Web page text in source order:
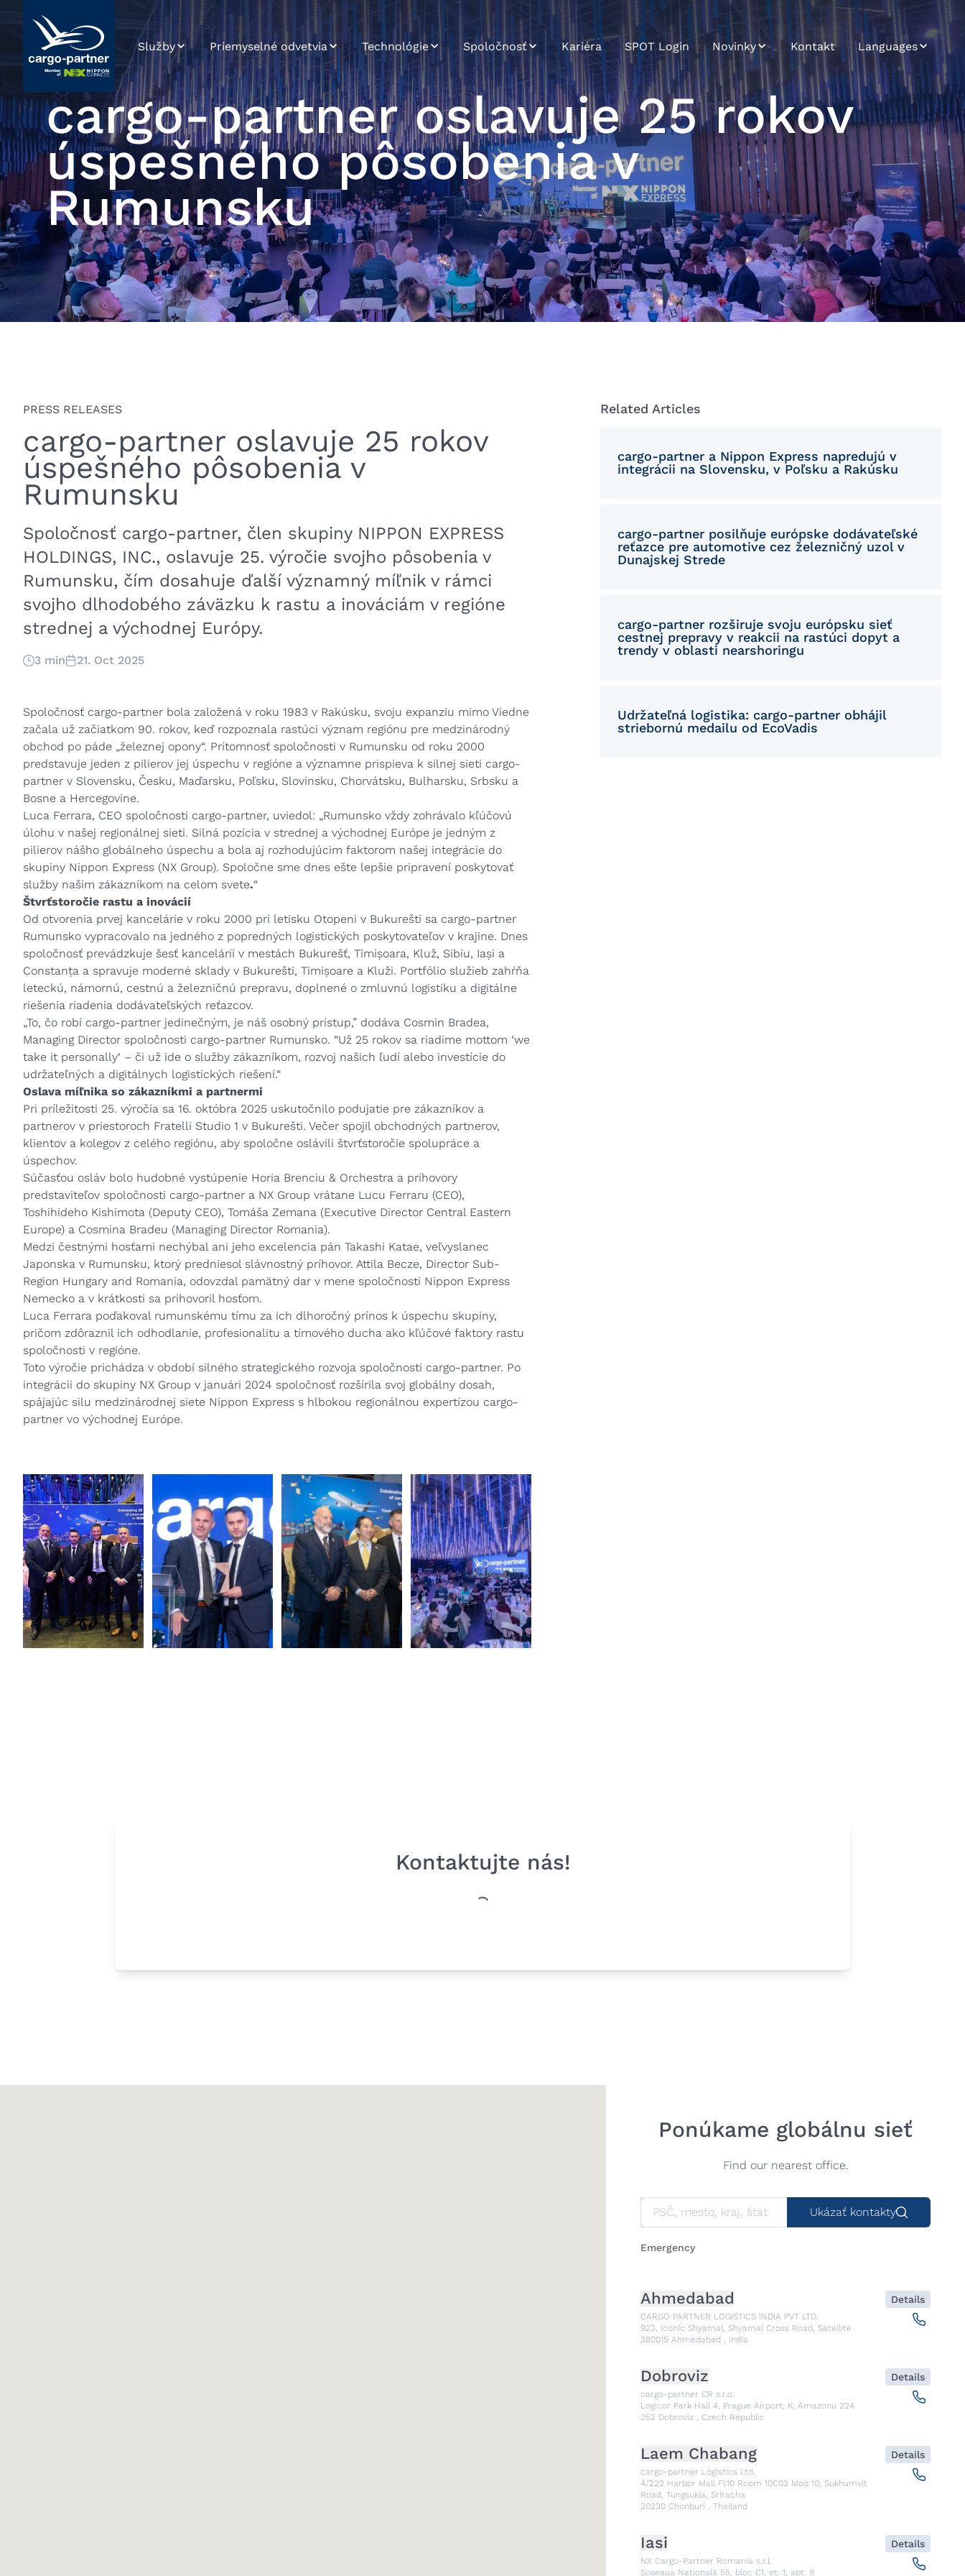
Služby
Letecká preprava
Námorná preprava
Cestná preprava
Železničná preprava
Skladovanie
Riadenie
dodávateľského
reťazca
eCommerce
Priemyselné odvetvia
Automotive a
náhradné diely
High Tech a
elektronika
Farmaceutiká a
zdravotná
Potraviny a tovar
rýchlo podliehajúci
skaze
Maloobchod, móda
a životný štýl
Technológie
SPOT
Systémová
integrácia
Platforma Road
Carrier
Dáta a analýzy
Vývoj aplikácií
Spoločnosť
Udržateľnosť
Profil spoločnosti
História
Poslanie, vízia a
hodnoty
Kariéra SPOT Login Novinky
Novinky / Tlač
Trendletter
Kontakt Languages
Bosnian
Bulgarian
Croatian
Czech
English
German
Hungarian
Japanese
Macedonian
Simplified Chinese
Slovakian
Traditional Chinese
cargo-partner oslavuje 25 rokov
úspešného pôsobenia v
Rumunsku
PRESS RELEASES
cargo-partner oslavuje 25 rokov
úspešného pôsobenia v
Rumunsku
Spoločnosť cargo-partner, člen skupiny NIPPON EXPRESS
HOLDINGS, INC., oslavuje 25. výročie svojho pôsobenia v
Rumunsku, čím dosahuje ďalší významný míľnik v rámci
svojho dlhodobého záväzku k rastu a inováciám v regióne
strednej a východnej Európy.
3 min 21. Oct 2025
Spoločnosť cargo-partner bola založená v roku 1983 v Rakúsku, svoju expanziu mimo Viedne
začala už začiatkom 90. rokov, keď rozpoznala rastúci význam regiónu pre medzinárodný
obchod po páde „železnej opony“. Prítomnosť spoločnosti v Rumunsku od roku 2000
predstavuje jeden z pilierov jej úspechu v regióne a významne prispieva k silnej sieti cargo-
partner v Slovensku, Česku, Maďarsku, Poľsku, Slovinsku, Chorvátsku, Bulharsku, Srbsku a
Bosne a Hercegovine.
Luca Ferrara, CEO spoločnosti cargo-partner, uviedol: „Rumunsko vždy zohrávalo kľúčovú
úlohu v našej regionálnej sieti. Silná pozícia v strednej a východnej Európe je jedným z
pilierov nášho globálneho úspechu a bola aj rozhodujúcim faktorom našej integrácie do
skupiny Nippon Express (NX Group). Spoločne sme dnes ešte lepšie pripravení poskytovať
služby našim zákazníkom na celom svete.“
Štvrťstoročie rastu a inovácií
Od otvorenia prvej kancelárie v roku 2000 pri letisku Otopeni v Bukurešti sa cargo-partner
Rumunsko vypracovalo na jedného z popredných logistických poskytovateľov v krajine. Dnes
spoločnosť prevádzkuje šesť kancelárií v mestách Bukurešť, Timișoara, Kluž, Sibiu, Iași a
Constanța a spravuje moderné sklady v Bukurešti, Timișoare a Kluži. Portfólio služieb zahŕňa
leteckú, námornú, cestnú a železničnú prepravu, doplnené o zmluvnú logistiku a digitálne
riešenia riadenia dodávateľských reťazcov.
„To, čo robí cargo-partner jedinečným, je náš osobný prístup,” dodáva Cosmin Bradea,
Managing Director spoločnosti cargo-partner Rumunsko. “Už 25 rokov sa riadime mottom ‘we
take it personally‘ – či už ide o služby zákazníkom, rozvoj našich ľudí alebo investície do
udržateľných a digitálnych logistických riešení.“
Oslava míľnika so zákazníkmi a partnermi
Pri príležitosti 25. výročia sa 16. októbra 2025 uskutočnilo podujatie pre zákazníkov a
partnerov v priestoroch Fratelli Studio 1 v Bukurešti. Večer spojil obchodných partnerov,
klientov a kolegov z celého regiónu, aby spoločne oslávili štvrťstoročie spolupráce a
úspechov.
Súčasťou osláv bolo hudobné vystúpenie Horia Brenciu & Orchestra a príhovory
predstaviteľov spoločnosti cargo-partner a NX Group vrátane Lucu Ferraru (CEO),
Toshihideho Kishimota (Deputy CEO), Tomáša Zemana (Executive Director Central Eastern
Europe) a Cosmina Bradeu (Managing Director Romania).
Medzi čestnými hosťami nechýbal ani jeho excelencia pán Takashi Katae, veľvyslanec
Japonska v Rumunsku, ktorý predniesol slávnostný príhovor. Attila Becze, Director Sub-
Region Hungary and Romania, odovzdal pamätný dar v mene spoločnosti Nippon Express
Nemecko a v krátkosti sa prihovoril hosťom.
Luca Ferrara poďakoval rumunskému tímu za ich dlhoročný prínos k úspechu skupiny,
pričom zdôraznil ich odhodlanie, profesionalitu a tímového ducha ako kľúčové faktory rastu
spoločnosti v regióne.
Toto výročie prichádza v období silného strategického rozvoja spoločnosti cargo-partner. Po
integrácii do skupiny NX Group v januári 2024 spoločnosť rozšírila svoj globálny dosah,
spájajúc silu medzinárodnej siete Nippon Express s hlbokou regionálnou expertízou cargo-
partner vo východnej Európe.
Related Articles
cargo-partner a Nippon Express napredujú v
integrácii na Slovensku, v Poľsku a Rakúsku
cargo-partner posilňuje európske dodávateľské
reťazce pre automotive cez železničný uzol v
Dunajskej Strede
cargo-partner rozširuje svoju európsku sieť
cestnej prepravy v reakcii na rastúci dopyt a
trendy v oblasti nearshoringu
Udržateľná logistika: cargo-partner obhájil
striebornú medailu od EcoVadis
Kontaktujte nás!
Ponúkame globálnu sieť
Find our nearest office.
Ukázať kontakty
Emergency
Ahmedabad
CARGO PARTNER LOGISTICS INDIA PVT LTD.
923, Iconic Shyamal, Shyamal Cross Road, Satellite
380015 Ahmedabad , India
Details
Dobroviz
cargo-partner CR s.r.o.
Logicor Park Hall 4, Prague Airport, K, Amazonu 224
252 Dobroviz , Czech Republic
Details
Laem Chabang
cargo-partner Logistics Ltd.
4/222 Harbor Mall Fl.10 Room 10C03 Moo 10, Sukhumvit
Road, Tungsukla, Sriracha
20230 Chonburi , Thailand
Details
Iasi
NX Cargo-Partner Romania s.r.l.
Șoseaua Națională 55, bloc C1, et. 1, apt. 9
Details